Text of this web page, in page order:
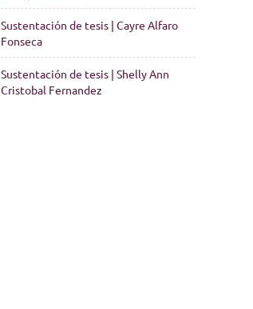
Sustentación de tesis | Cayre Alfaro
Fonseca
Sustentación de tesis | Shelly Ann
Cristobal Fernandez